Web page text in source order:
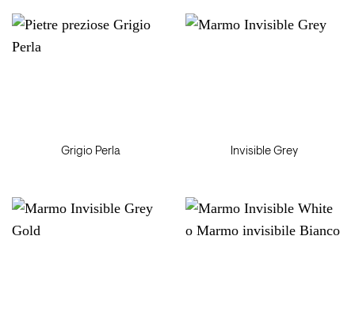
Grigio Perla Invisible Grey